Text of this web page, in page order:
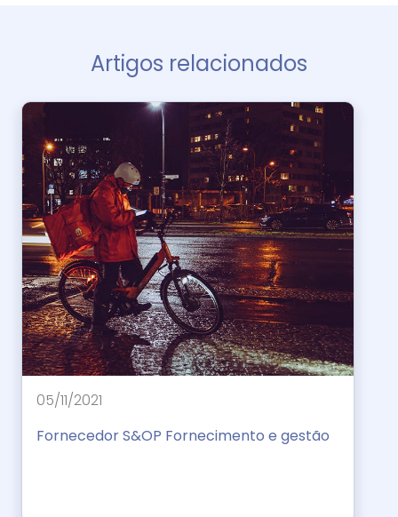
Artigos relacionados
05/11/2021
Fornecedor S&OP Fornecimento e gestão